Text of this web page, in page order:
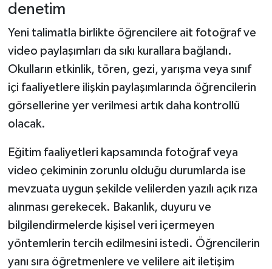
denetim
Yeni talimatla birlikte öğrencilere ait fotoğraf ve
video paylaşımları da sıkı kurallara bağlandı.
Okulların etkinlik, tören, gezi, yarışma veya sınıf
içi faaliyetlere ilişkin paylaşımlarında öğrencilerin
görsellerine yer verilmesi artık daha kontrollü
olacak.
Eğitim faaliyetleri kapsamında fotoğraf veya
video çekiminin zorunlu olduğu durumlarda ise
mevzuata uygun şekilde velilerden yazılı açık rıza
alınması gerekecek. Bakanlık, duyuru ve
bilgilendirmelerde kişisel veri içermeyen
yöntemlerin tercih edilmesini istedi. Öğrencilerin
yanı sıra öğretmenlere ve velilere ait iletişim